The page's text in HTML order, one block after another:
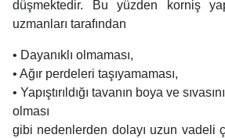
düşmektedir. Bu yüzden korniş
uzmanları tarafından
• Dayanıklı olmaması,
• Ağır perdeleri taşıyamaması,
• Yapıştırıldığı tavanın boya ve
olması
gibi nedenlerden dolayı uzun vadeli